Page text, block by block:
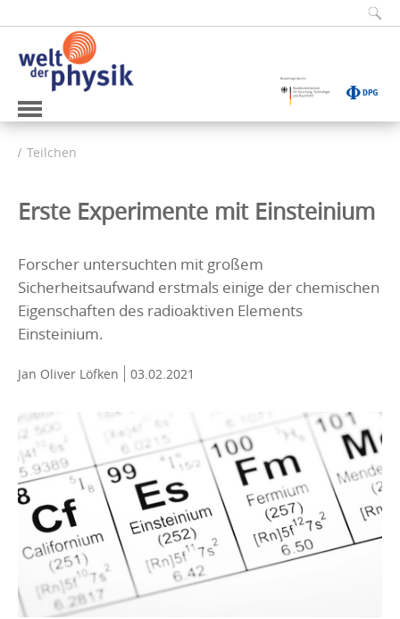
Teilchen
Erste Experimente mit Einsteinium
Forscher untersuchten mit großem
Sicherheitsaufwand erstmals einige der chemischen
Eigenschaften des radioaktiven Elements
Einsteinium.
Jan Oliver Löfken 03.02.2021